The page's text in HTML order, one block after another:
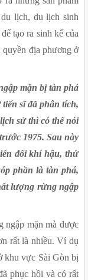
lịch, du lịch sinh
tạo ra sinh kế của
quyền địa phương ở
mặn bị tàn phá
sĩ đã phân tích,
sử thì có thể nói
1975. Sau này
đổi khí hậu, thứ
phần là tàn phá,
lượng rừng ngập
ngập mặn mà được
rất là nhiều. Ví dụ
khu vực Sài Gòn bị
phục hồi và có rất